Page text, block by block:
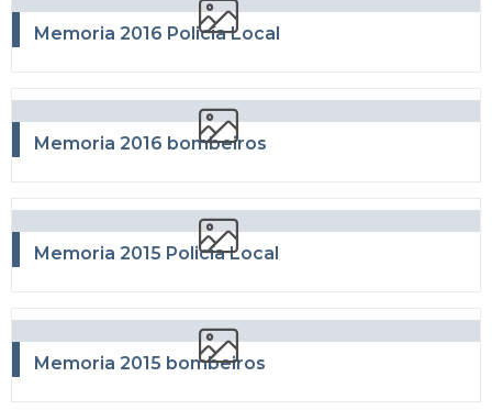
Memoria 2016 Policía Local
Memoria 2016 bombeiros
Memoria 2015 Policía Local
Memoria 2015 bombeiros